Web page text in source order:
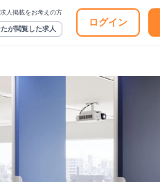
求人掲載をお考えの方
が閲覧した求人
ログイン